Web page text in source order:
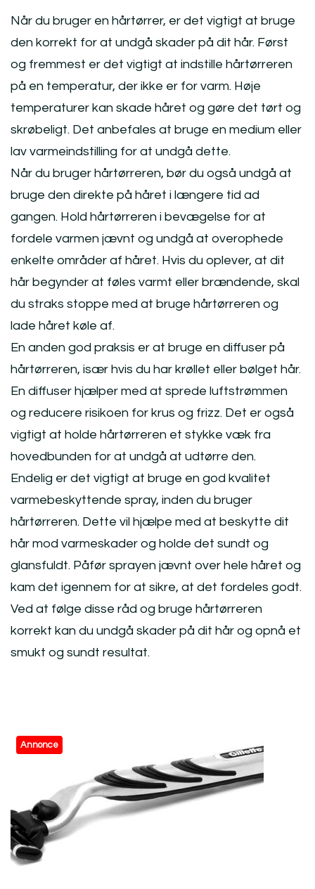
Når du bruger en hårtørrer, er det vigtigt at bruge
den korrekt for at undgå skader på dit hår. Først
og fremmest er det vigtigt at indstille hårtørreren
på en temperatur, der ikke er for varm. Høje
temperaturer kan skade håret og gøre det tørt og
skrøbeligt. Det anbefales at bruge en medium eller
lav varmeindstilling for at undgå dette.
Når du bruger hårtørreren, bør du også undgå at
bruge den direkte på håret i længere tid ad
gangen. Hold hårtørreren i bevægelse for at
fordele varmen jævnt og undgå at overophede
enkelte områder af håret. Hvis du oplever, at dit
hår begynder at føles varmt eller brændende, skal
du straks stoppe med at bruge hårtørreren og
lade håret køle af.
En anden god praksis er at bruge en diffuser på
hårtørreren, især hvis du har krøllet eller bølget hår.
En diffuser hjælper med at sprede luftstrømmen
og reducere risikoen for krus og frizz. Det er også
vigtigt at holde hårtørreren et stykke væk fra
hovedbunden for at undgå at udtørre den.
Endelig er det vigtigt at bruge en god kvalitet
varmebeskyttende spray, inden du bruger
hårtørreren. Dette vil hjælpe med at beskytte dit
hår mod varmeskader og holde det sundt og
glansfuldt. Påfør sprayen jævnt over hele håret og
kam det igennem for at sikre, at det fordeles godt.
Ved at følge disse råd og bruge hårtørreren
korrekt kan du undgå skader på dit hår og opnå et
smukt og sundt resultat.
Post
Navigation
Annonce